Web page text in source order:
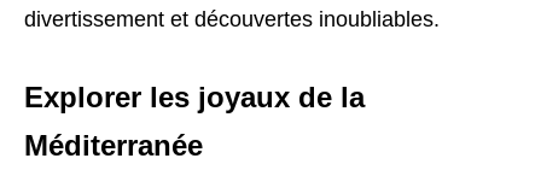
divertissement et découvertes inoubliables.
Explorer les joyaux de la
Méditerranée